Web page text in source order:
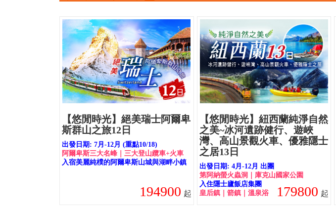
【悠閒時光】絕美瑞士阿爾卑
斯群山之旅12日
出發日期: 7月-12月 (重點10/18)
阿爾卑斯三大名峰｜三大登山纜車+火車
入宿美麗純樸的阿爾卑斯山城與湖畔小鎮
194900 起
【悠閒時光】紐西蘭純淨自然
之美~冰河遺跡健行、遊峽
灣、高山景觀火車、優雅隱士
之居13日
出發日期: 4月-12月 出團
第阿納螢火蟲洞｜庫克山國家公園
入住隱士廬飯店集團
皇后鎮｜箭鎮｜溫泉浴
179800 起